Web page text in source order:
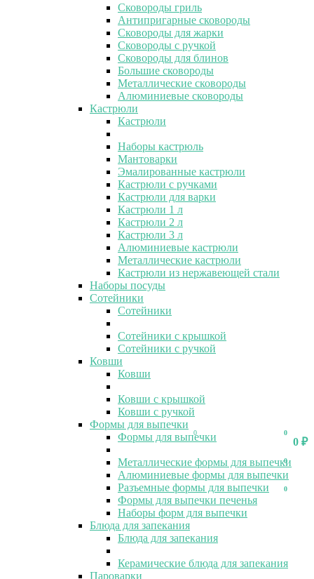
0
0 ₽
0
0
0
Сковороды гриль
Антипригарные сковороды
Сковороды для жарки
Сковороды с ручкой
Сковороды для блинов
Большие сковороды
Металлические сковороды
Алюминиевые сковороды
Кастрюли
Кастрюли
Наборы кастрюль
Мантоварки
Эмалированные кастрюли
Кастрюли с ручками
Кастрюли для варки
Кастрюли 1 л
Кастрюли 2 л
Кастрюли 3 л
Алюминиевые кастрюли
Металлические кастрюли
Кастрюли из нержавеющей стали
Наборы посуды
Сотейники
Сотейники
Сотейники с крышкой
Сотейники с ручкой
Ковши
Ковши
Ковши с крышкой
Ковши с ручкой
Формы для выпечки
Формы для выпечки
Металлические формы для выпечки
Алюминиевые формы для выпечки
Разъемные формы для выпечки
Формы для выпечки печенья
Наборы форм для выпечки
Блюда для запекания
Блюда для запекания
Керамические блюда для запекания
Пароварки